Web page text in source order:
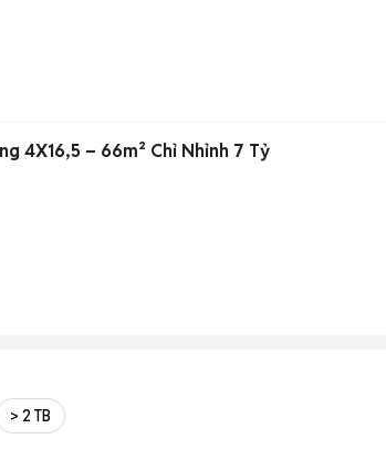
4X16,5 – 66m² Chỉ Nhỉnh 7 Tỷ
> 2 TB